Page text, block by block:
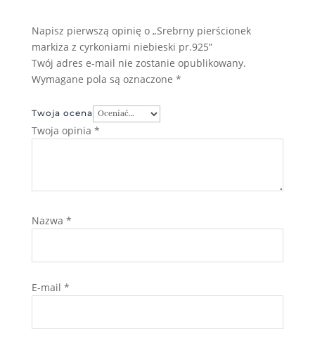
Napisz pierwszą opinię o „Srebrny pierścionek
markiza z cyrkoniami niebieski pr.925”
Twój adres e-mail nie zostanie opublikowany.
Wymagane pola są oznaczone *
Twoja ocena
Twoja opinia *
Nazwa *
E-mail *